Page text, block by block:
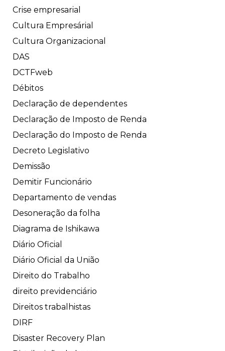
Crise empresarial
Cultura Empresárial
Cultura Organizacional
DAS
DCTFweb
Débitos
Declaração de dependentes
Declaração de Imposto de Renda
Declaração do Imposto de Renda
Decreto Legislativo
Demissão
Demitir Funcionário
Departamento de vendas
Desoneração da folha
Diagrama de Ishikawa
Diário Oficial
Diário Oficial da União
Direito do Trabalho
direito previdenciário
Direitos trabalhistas
DIRF
Disaster Recovery Plan